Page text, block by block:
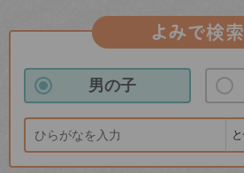
よみで検索
男の子